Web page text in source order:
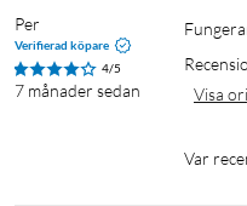
molnlagring du får med en
en provperiod vid varje köp
funktionerna och teckna
provperiod upphör. Inga
Per
Verifierad köpare
4/5
7 månader sedan
Visa
Var